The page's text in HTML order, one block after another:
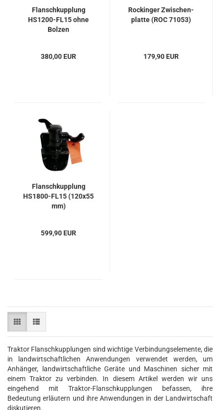
Flansch­kupp­lung
HS1200-​​FL15 ohne
Bol­zen
380,00 EUR
Ro­ck­in­ger Zwi­schen­
plat­te (ROC 71053)
179,90 EUR
Flansch­kupp­lung
HS1800-​​FL15 (120x55
mm)
599,90 EUR
Traktor Flanschkupplungen sind wichtige Verbindungselemente, die
in landwirtschaftlichen Anwendungen verwendet werden, um
Anhänger, landwirtschaftliche Geräte und Maschinen sicher mit
einem Traktor zu verbinden. In diesem Artikel werden wir uns
eingehend mit Traktor-Flanschkupplungen befassen, ihre
Bedeutung erläutern und ihre Anwendungen in der Landwirtschaft
diskutieren.